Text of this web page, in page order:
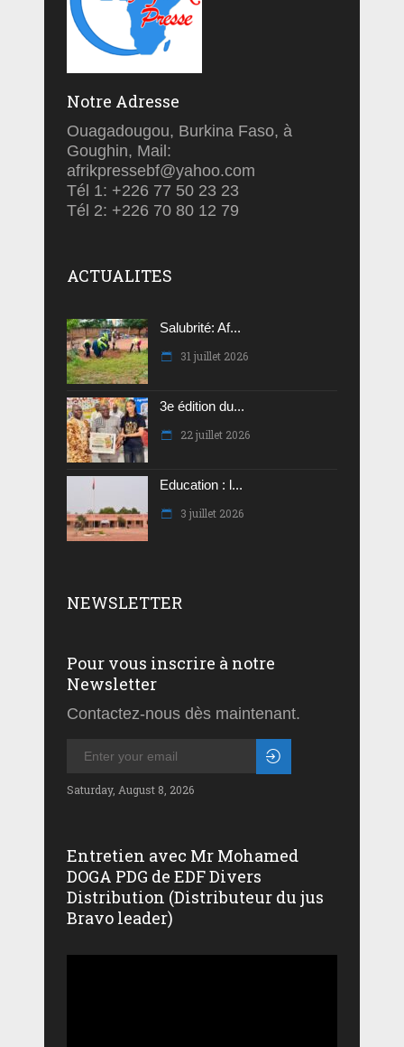
Notre Adresse
Ouagadougou, Burkina Faso, à
Goughin, Mail:
afrikpressebf@yahoo.com
Tél 1: +226 77 50 23 23
Tél 2: +226 70 80 12 79
ACTUALITES
Salubrité: Af...
31 juillet 2026
3e édition du...
22 juillet 2026
Education : l...
3 juillet 2026
NEWSLETTER
Pour vous inscrire à notre
Newsletter
Contactez-nous dès maintenant.
Saturday, August 8, 2026
Entretien avec Mr Mohamed
DOGA PDG de EDF Divers
Distribution (Distributeur du jus
Bravo leader)